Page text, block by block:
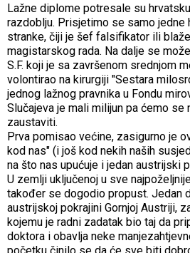
Lažne diplome potresale su
razdoblju. Prisjetimo se samo
stranke, čiji je šef falsifikator ili
magistarskog rada. Na dalje se
S.F. koji je sa završenom srednjom
volontirao na kirurgiji "Sestara
jednog lažnog pravnika u Fondu
Slučajeva je mali milijun pa ćemo se
zaustaviti.
Prva pomisao većine, zasigurno je
kod nas" (i još kod nekih naših
na što nas upućuje i jedan austrijski
U zemlji uključenoj u sve
također se dogodio propust. Jedan
austrijskoj pokrajini Gornjoj Austriji,
kojemu je radni zadatak bio taj da
doktora i obavlja neke